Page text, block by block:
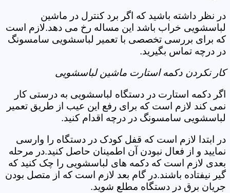
در نظر داشته باشید که اگر برد کنترل در ماشین
لباسشویی خراب باشد این مساله رخ می دهد.لازم است
که برای بررسی تخصصی با تعمیر لباسشویی سامسونگ
در درچه تماس بگیرید.
کار نکردن دکمه استارت ماشین لباسشویی
اگر دکمه استارت در دستگاه لباسشویی به درستی کار
نمی کند لازم است که برای رفع این عیب از طریق تعمیر
لباسشویی سامسونگ در درچه اقدام کنید.
در ابتدا لازم است که قفل کودک در دستگاه را وارسی
نمایید و از فعال نبودن آن اطمینان حاصل کنید.در مرحله
بعدی لازم است که دکمه های لباسشویی را چک کنید که
گیر نیفتاده باشند.در گام بعد لازم است که از متصل بودن
جریان برق در دستگاه مطلع شوید.